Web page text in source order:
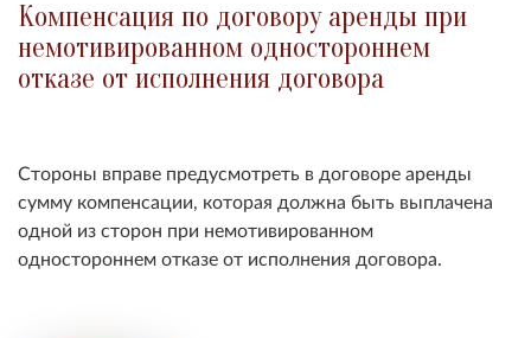
Компенсация по договору аренды при
немотивированном одностороннем
отказе от исполнения договора
Стороны вправе предусмотреть в договоре аренды
сумму компенсации, которая должна быть выплачена
одной из сторон при немотивированном
одностороннем отказе от исполнения договора.